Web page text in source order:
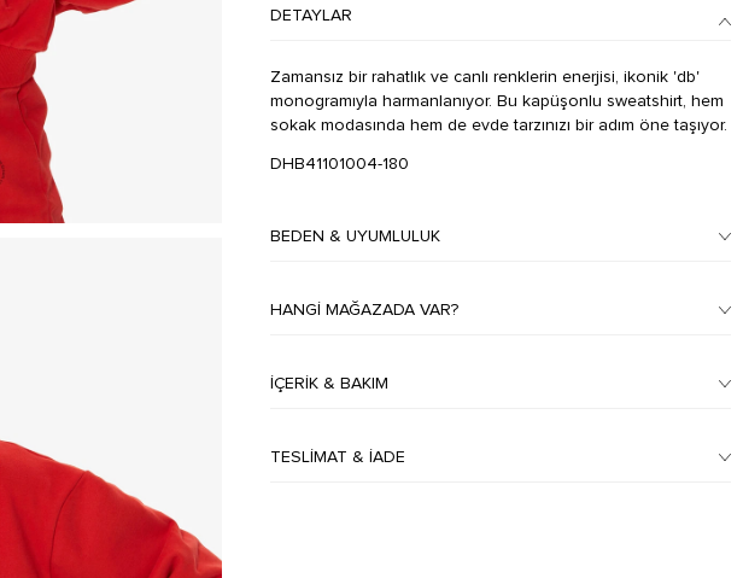
DETAYLAR
Zamansız bir rahatlık ve canlı renklerin enerjisi, ikonik 'db'
monogramıyla harmanlanıyor. Bu kapüşonlu sweatshirt, hem
sokak modasında hem de evde tarzınızı bir adım öne taşıyor.
DHB41101004-180
BEDEN & UYUMLULUK
HANGI MAĞAZADA VAR?
İÇERIK & BAKIM
TESLIMAT & İADE